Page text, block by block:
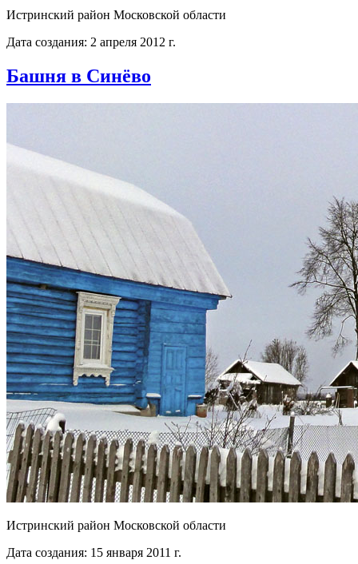
Истринский район Московской области
Дата создания: 2 апреля 2012 г.
Башня в Синёво
Истринский район Московской области
Дата создания: 15 января 2011 г.